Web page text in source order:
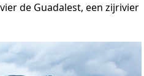
de Guadalest, een zijrivier